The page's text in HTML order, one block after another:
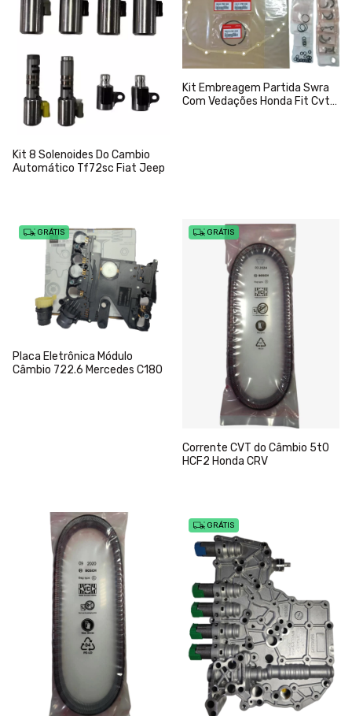
Kit 8 Solenoides Do Cambio
Automático Tf72sc Fiat Jeep
Kit Embreagem Partida Swra
Com Vedações Honda Fit Cvt
GRÁTIS
Placa Eletrônica Módulo
Câmbio 722.6 Mercedes C180
GRÁTIS
Corrente CVT do Câmbio 5t0
HCF2 Honda CRV
GRÁTIS